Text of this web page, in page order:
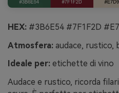
HEX: #3B6E54 #7F1F2D
Atmosfera: audace, rustico,
Ideale per: etichette di vino
Audace e rustico, ricorda